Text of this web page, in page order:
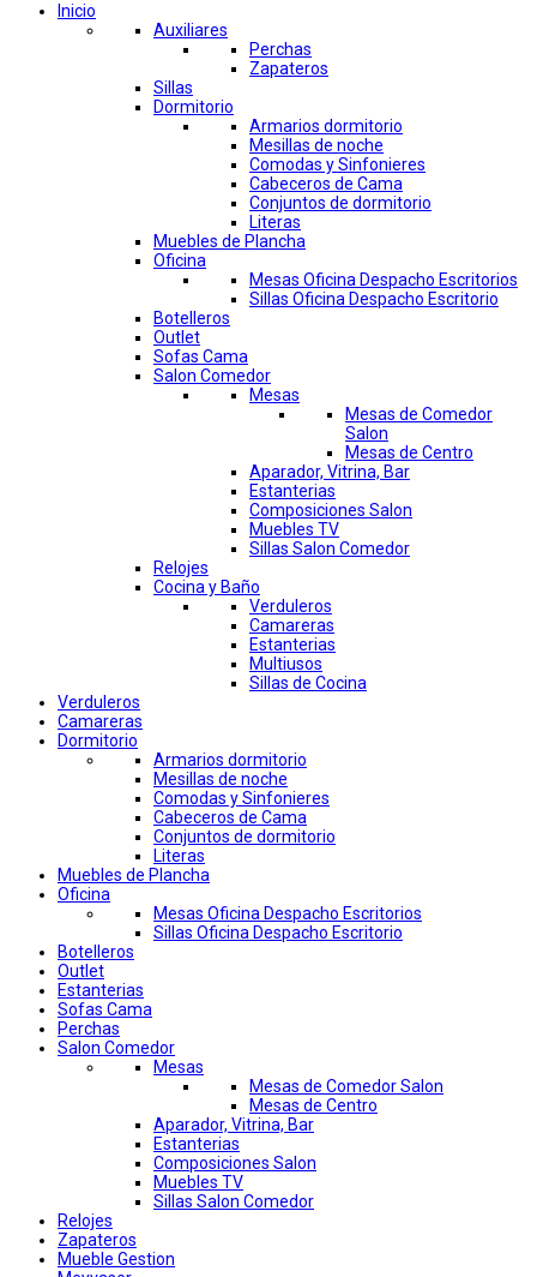
Inicio
Auxiliares
Perchas
Zapateros
Sillas
Dormitorio
Armarios dormitorio
Mesillas de noche
Comodas y Sinfonieres
Cabeceros de Cama
Conjuntos de dormitorio
Literas
Muebles de Plancha
Oficina
Mesas Oficina Despacho Escritorios
Sillas Oficina Despacho Escritorio
Botelleros
Outlet
Sofas Cama
Salon Comedor
Mesas
Mesas de Comedor
Salon
Mesas de Centro
Aparador, Vitrina, Bar
Estanterias
Composiciones Salon
Muebles TV
Sillas Salon Comedor
Relojes
Cocina y Baño
Verduleros
Camareras
Estanterias
Multiusos
Sillas de Cocina
Verduleros
Camareras
Dormitorio
Armarios dormitorio
Mesillas de noche
Comodas y Sinfonieres
Cabeceros de Cama
Conjuntos de dormitorio
Literas
Muebles de Plancha
Oficina
Mesas Oficina Despacho Escritorios
Sillas Oficina Despacho Escritorio
Botelleros
Outlet
Estanterias
Sofas Cama
Perchas
Salon Comedor
Mesas
Mesas de Comedor Salon
Mesas de Centro
Aparador, Vitrina, Bar
Estanterias
Composiciones Salon
Muebles TV
Sillas Salon Comedor
Relojes
Zapateros
Mueble Gestion